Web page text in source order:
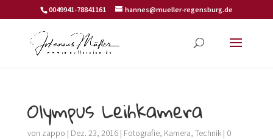
0049941-78841161 hannes@mueller-regensburg.de
Olympus Leihkamera
von zappo | Dez. 23, 2016| Fotografie, Kamera, Technik| 0